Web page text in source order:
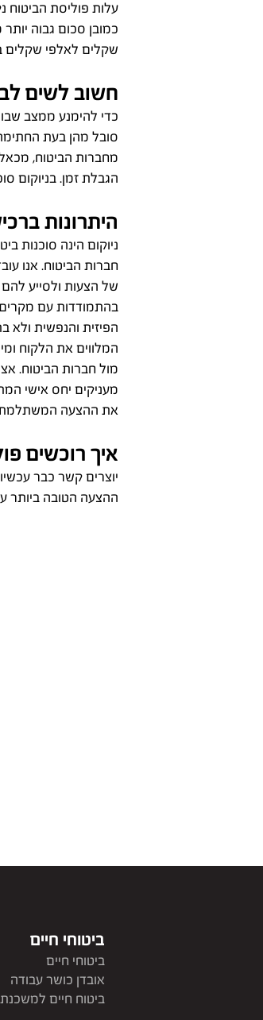
עלות פוליסת הביטוח
כמובן סכום גבוה
שקלים לאלפי
חשוב לשים
כדי להימנע ממצב
סובל מהן בעת
מחברות הביטוח,
הגבלת זמן. בניוקום
היתרונות
ניוקום הינה סוכנות
חברות הביטוח. אנו
של הצעות ולסייע
בהתמודדות עם
הפיזית והנפשית ולא
המלווים את הלקוח
מול חברות הביטוח.
מעניקים יחס אישי
את ההצעה המשתלמת
איך רוכשים
יוצרים קשר כבר
ההצעה הטובה ביותר
ביטוחי חיים
ביטוחי חיים
אובדן כושר עבודה
ביטוח חיים